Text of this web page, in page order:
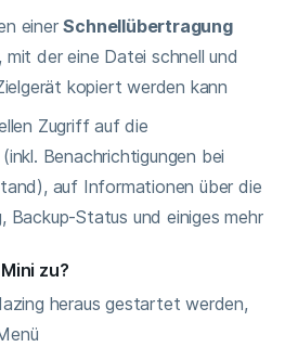
einerSchnellübertragung
der eine Datei schnell und
kopiert werden kann
Zugriff auf die
Benachrichtigungen bei
auf Informationen über die
Backup-Status und einiges mehr
zu?
heraus gestartet werden,